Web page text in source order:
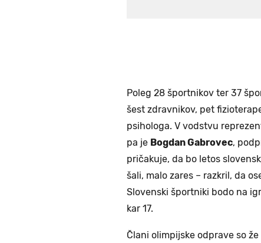
Poleg 28 športnikov ter 37
šest zdravnikov, pet
psihologa. V vodstvu
pa je Bogdan Gabrovec,
pričakuje, da bo letos
šali, malo zares – razkril, da
Slovenski športniki bodo na
kar 17.
Člani olimpijske odprave so